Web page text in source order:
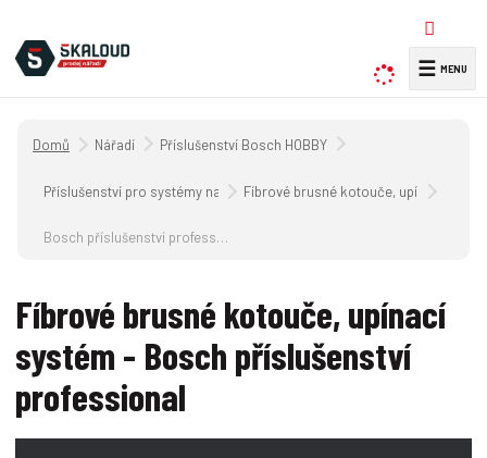
y
d
☰
Úvodní strana
Nářadí Příslušenství Bosch HOBBY
Příslušenství pro systémy na úpravu stěnFíbrové brusné kotouče, upínací
Bosch příslušenství professional
Fíbrové brusné kotouče, upínací
systém - Bosch příslušenství
professional